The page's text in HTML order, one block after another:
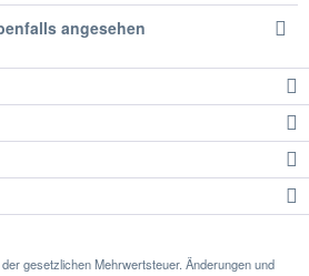
angesehen
gesetzlichen Mehrwertsteuer. Änderungen und